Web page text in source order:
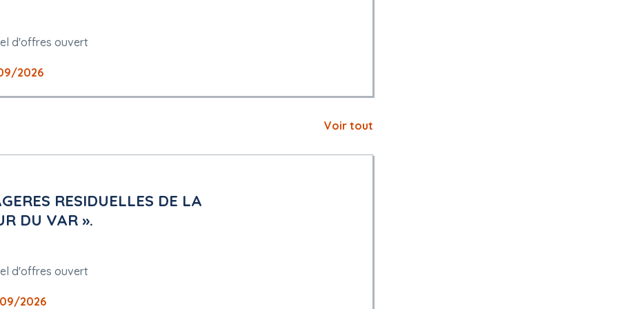
index.cfm?fuseaction=demat.termes&IDM=1814624
protégés : Non
d'offres ouvert
2026
Voir tout
RESIDUELLES DE LA
DU VAR ».
d'offres ouvert
2026